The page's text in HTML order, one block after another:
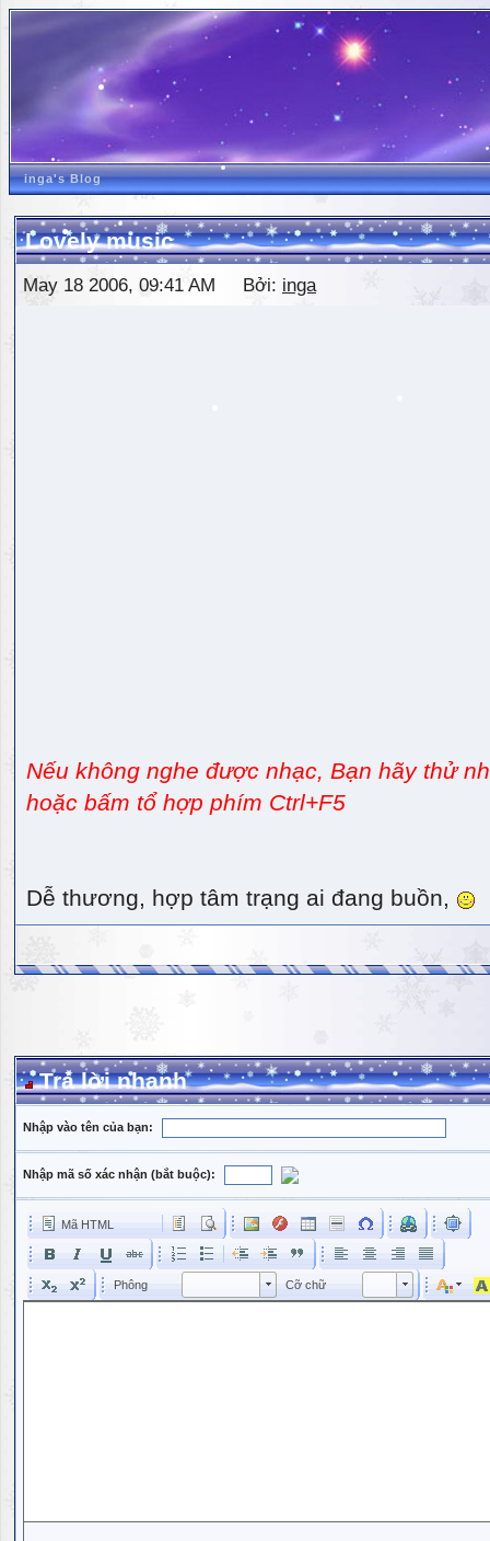
inga's Blog
Lovely music
May 18 2006, 09:41 AM Bởi: inga
Nếu không nghe được nhạc, Bạn hãy thử
hoặc bấm tổ hợp phím Ctrl+F5
Dễ thương, hợp tâm trạng ai đang buồn,
Trả lời nhanh
Nhập vào tên của bạn:
Nhập mã số xác nhận (bắt buộc):
Mã HTML
Phông Phông Cỡ chữ Kích cỡ phông